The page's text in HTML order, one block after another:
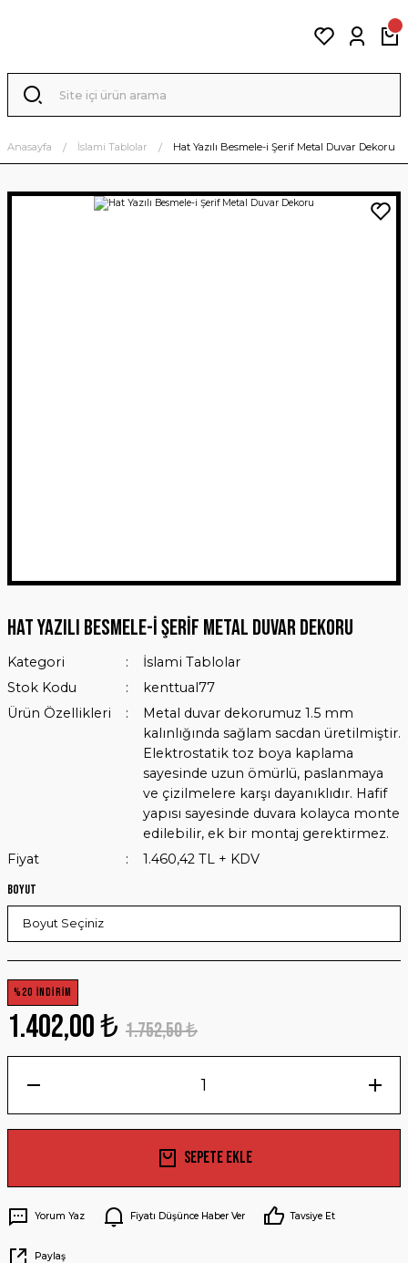
Anasayfa İslami Tablolar Hat Yazılı Besmele-i Şerif Metal Duvar Dekoru
Hat Yazılı Besmele-i Şerif Metal Duvar Dekoru
Kategori
İslami Tablolar
Stok Kodu
kenttual77
Ürün Özellikleri
Metal duvar dekorumuz 1.5 mm
kalınlığında sağlam sacdan üretilmiştir.
Elektrostatik toz boya kaplama
sayesinde uzun ömürlü, paslanmaya
ve çizilmelere karşı dayanıklıdır. Hafif
yapısı sayesinde duvara kolayca monte
edilebilir, ek bir montaj gerektirmez.
Fiyat
1.460,42 TL + KDV
Boyut
%20 İNDİRİM
1.402,00 ₺ 1.752,50 ₺
Sepete Ekle
Yorum Yaz Fiyatı Düşünce Haber Ver Tavsiye Et
Paylaş